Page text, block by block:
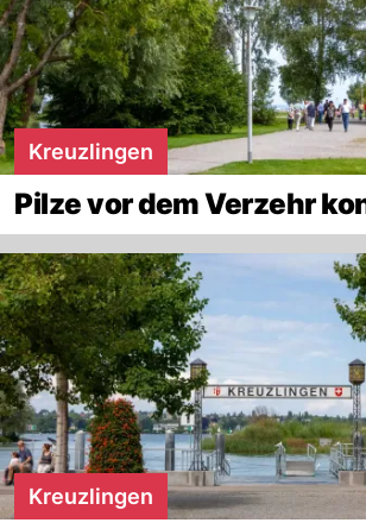
Kreuzlingen
Pilze vor dem Verzehr
Kreuzlingen